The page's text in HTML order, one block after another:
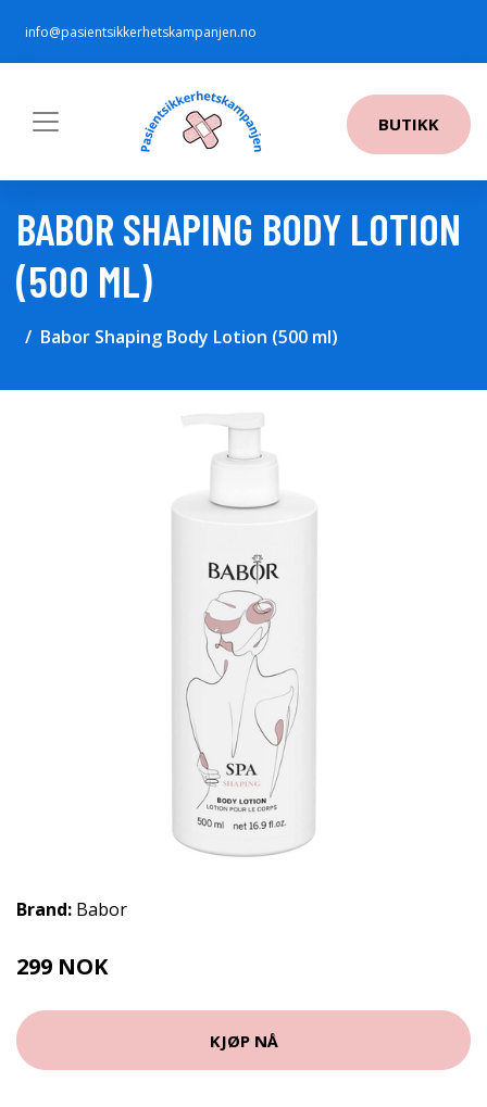
info@pasientsikkerhetskampanjen.no
BUTIKK
BABOR SHAPING BODY LOTION
(500 ML)
Babor Shaping Body Lotion (500 ml)
Brand: Babor
299 NOK
KJØP NÅ